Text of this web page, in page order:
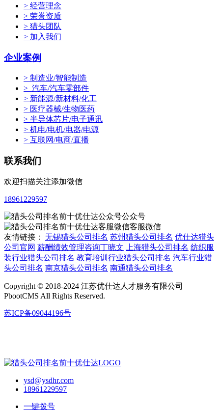
> 经营理念
> 荣誉资质
> 猎头团队
> 加入我们
企业案例
> 制造业/智能制造
> 汽车/汽车零部件
> 新能源/新材料/化工
> 医疗器械/生物医药
> 半导体芯片/电子通讯
> 机电/电机/电器/电源
> 互联网/电商/直播
联系我们
欢迎扫描关注添加微信
18961229597
公众号
客服微信
友情链接： 无锡猎头公司排名 苏州猎头公司排名 优仕达猎头
公司官网 薪酬绩效管理咨询丁晓文 上海猎头公司排名 纺织服
装行业猎头公司排名 教育培训行业猎头公司排名 汽车行业猎
头公司排名 南京猎头公司排名 南通猎头公司排名
Copyright © 2018-2024 江苏优仕达人才服务有限公司
PbootCMS All Rights Reserved.
苏ICP备09044196号
ysd@ysdhr.com
18961229597
一键拨号